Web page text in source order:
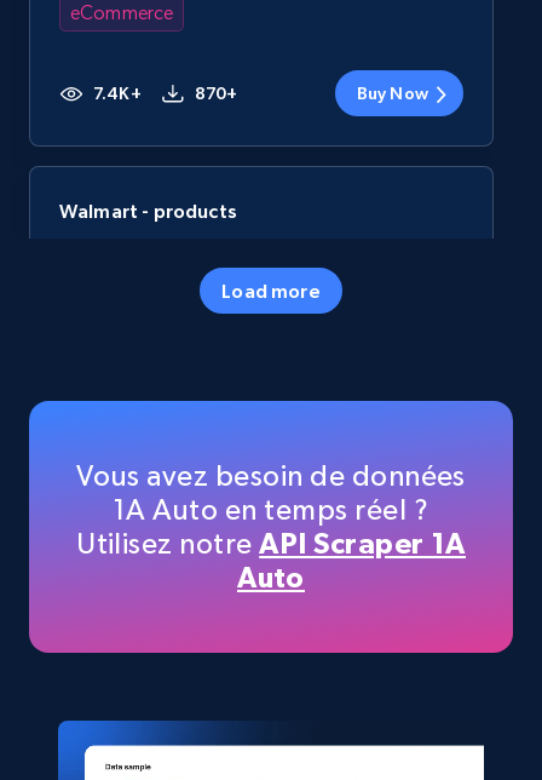
eCommerce
7.4K+ 870+ Buy Now
Walmart - products
Specifications, Image urls, Top reviews, and
URL, Title, Available, Description, Currency, Initial
5.4K+
Load more
Vous avez besoin de données
1A Auto en temps réel ?
Utilisez notreAPI Scraper 1A
Auto